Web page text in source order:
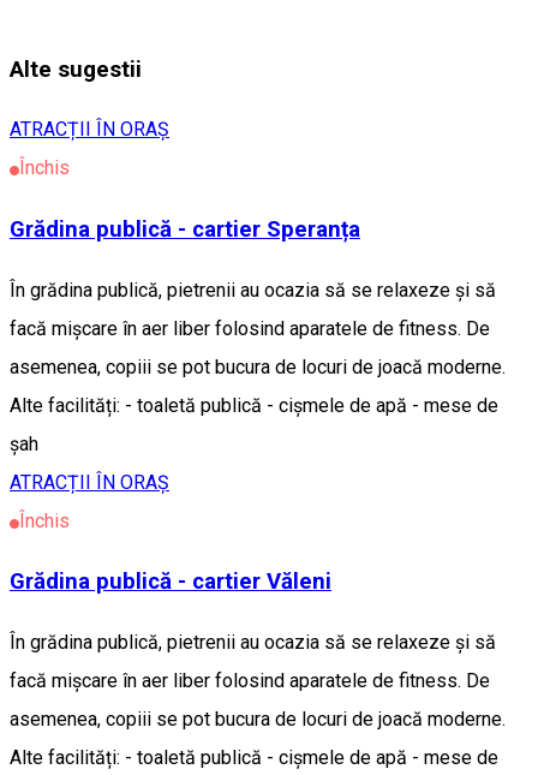
Alte sugestii
ATRACȚII ÎN ORAȘ
Închis
Grădina publică - cartier Speranța
În grădina publică, pietrenii au ocazia să se relaxeze și să
facă mișcare în aer liber folosind aparatele de fitness. De
asemenea, copiii se pot bucura de locuri de joacă moderne.
Alte facilități: - toaletă publică - cișmele de apă - mese de
șah
ATRACȚII ÎN ORAȘ
Închis
Grădina publică - cartier Văleni
În grădina publică, pietrenii au ocazia să se relaxeze și să
facă mișcare în aer liber folosind aparatele de fitness. De
asemenea, copiii se pot bucura de locuri de joacă moderne.
Alte facilități: - toaletă publică - cișmele de apă - mese de